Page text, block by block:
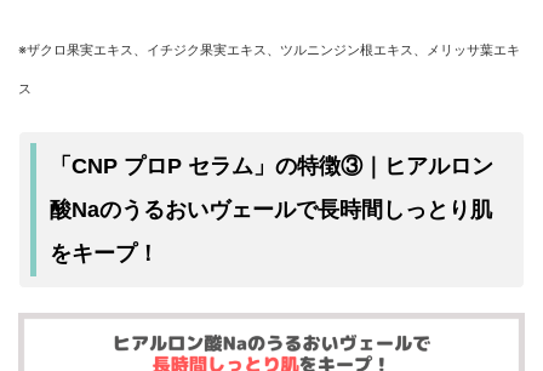
※ザクロ果実エキス、イチジク果実エキス、ツルニンジン根エキス、メリッサ葉エキ
ス
「CNP プロP セラム」の特徴③｜ヒアルロン
酸Naのうるおいヴェールで長時間しっとり肌
をキープ！